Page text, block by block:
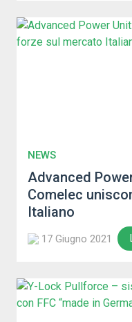
NEWS
Advanced
Comelec
Italiano
17 Giugno 2021